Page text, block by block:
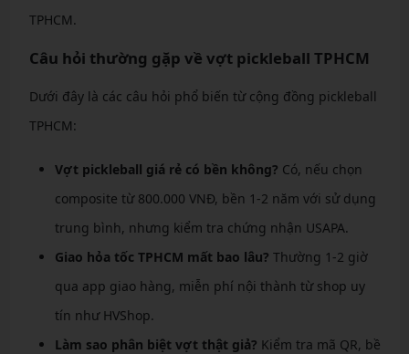
TPHCM.
Câu hỏi thường gặp về vợt pickleball TPHCM
Dưới đây là các câu hỏi phổ biến từ cộng đồng pickleball
TPHCM:
Vợt pickleball giá rẻ có bền không? Có, nếu chọn
composite từ 800.000 VNĐ, bền 1-2 năm với sử dụng
trung bình, nhưng kiểm tra chứng nhận USAPA.
Giao hỏa tốc TPHCM mất bao lâu? Thường 1-2 giờ
qua app giao hàng, miễn phí nội thành từ shop uy
tín như HVShop.
Làm sao phân biệt vợt thật giả? Kiểm tra mã QR, bề